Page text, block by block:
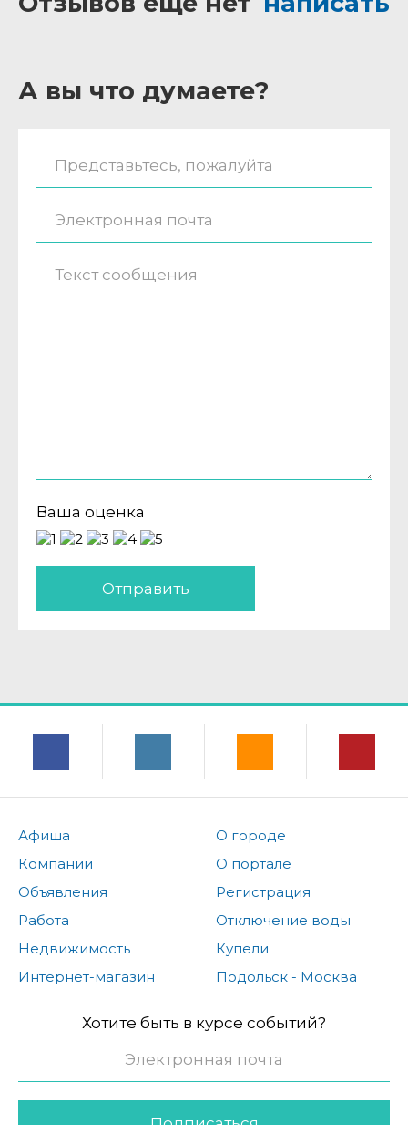
А вы что думаете?
Ваша оценка
Отправить
Афиша
Компании
Объявления
Работа
Недвижимость
Интернет-магазин
О городе
О портале
Регистрация
Отключение воды
Купели
Подольск - Москва
Хотите быть в курсе событий?